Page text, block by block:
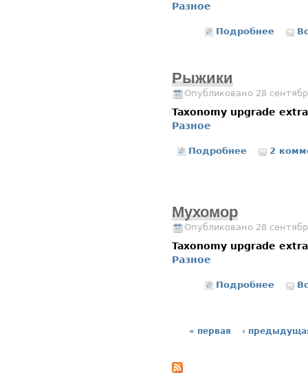
Разное
Подробнее о Лес
Рыжики
Опубликовано 28
Taxonomy upgrade
Разное
Подробнее о Рыжики
2
Мухомор
Опубликовано 28
Taxonomy upgrade
Разное
Подробнее о
« первая
‹